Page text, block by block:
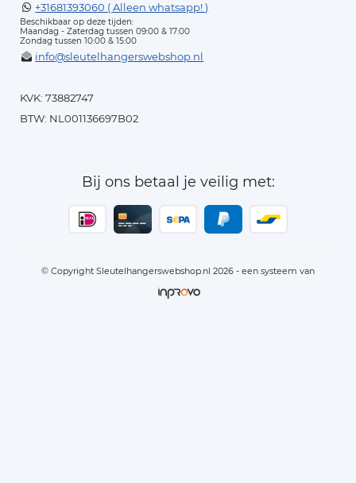
+31681393060 ( Alleen whatsapp! )
Beschikbaar op deze tijden:
Maandag - Zaterdag tussen 09:00 & 17:00
Zondag tussen 10:00 & 15:00
info@sleutelhangerswebshop.nl
KVK: 73882747
BTW: NL001136697B02
Bij ons betaal je veilig met:
© Copyright Sleutelhangerswebshop.nl 2026 - een systeem van